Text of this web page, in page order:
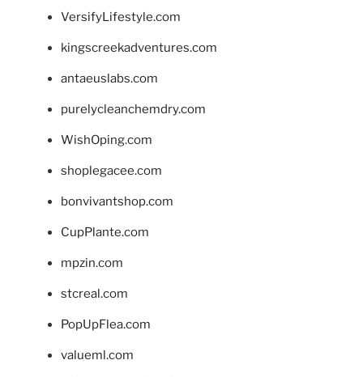
VersifyLifestyle.com
kingscreekadventures.com
antaeuslabs.com
purelycleanchemdry.com
WishOping.com
shoplegacee.com
bonvivantshop.com
CupPlante.com
mpzin.com
stcreal.com
PopUpFlea.com
valueml.com